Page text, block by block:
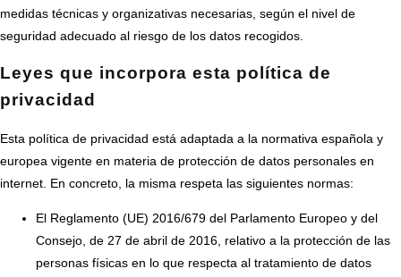
medidas técnicas y organizativas necesarias, según el nivel de
seguridad adecuado al riesgo de los datos recogidos.
Leyes que incorpora esta política de
privacidad
Esta política de privacidad está adaptada a la normativa española y
europea vigente en materia de protección de datos personales en
internet. En concreto, la misma respeta las siguientes normas:
El Reglamento (UE) 2016/679 del Parlamento Europeo y del
Consejo, de 27 de abril de 2016, relativo a la protección de las
personas físicas en lo que respecta al tratamiento de datos